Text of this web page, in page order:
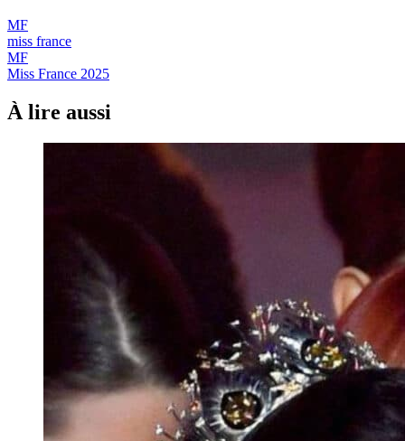
MF
miss france
MF
Miss France 2025
À lire aussi